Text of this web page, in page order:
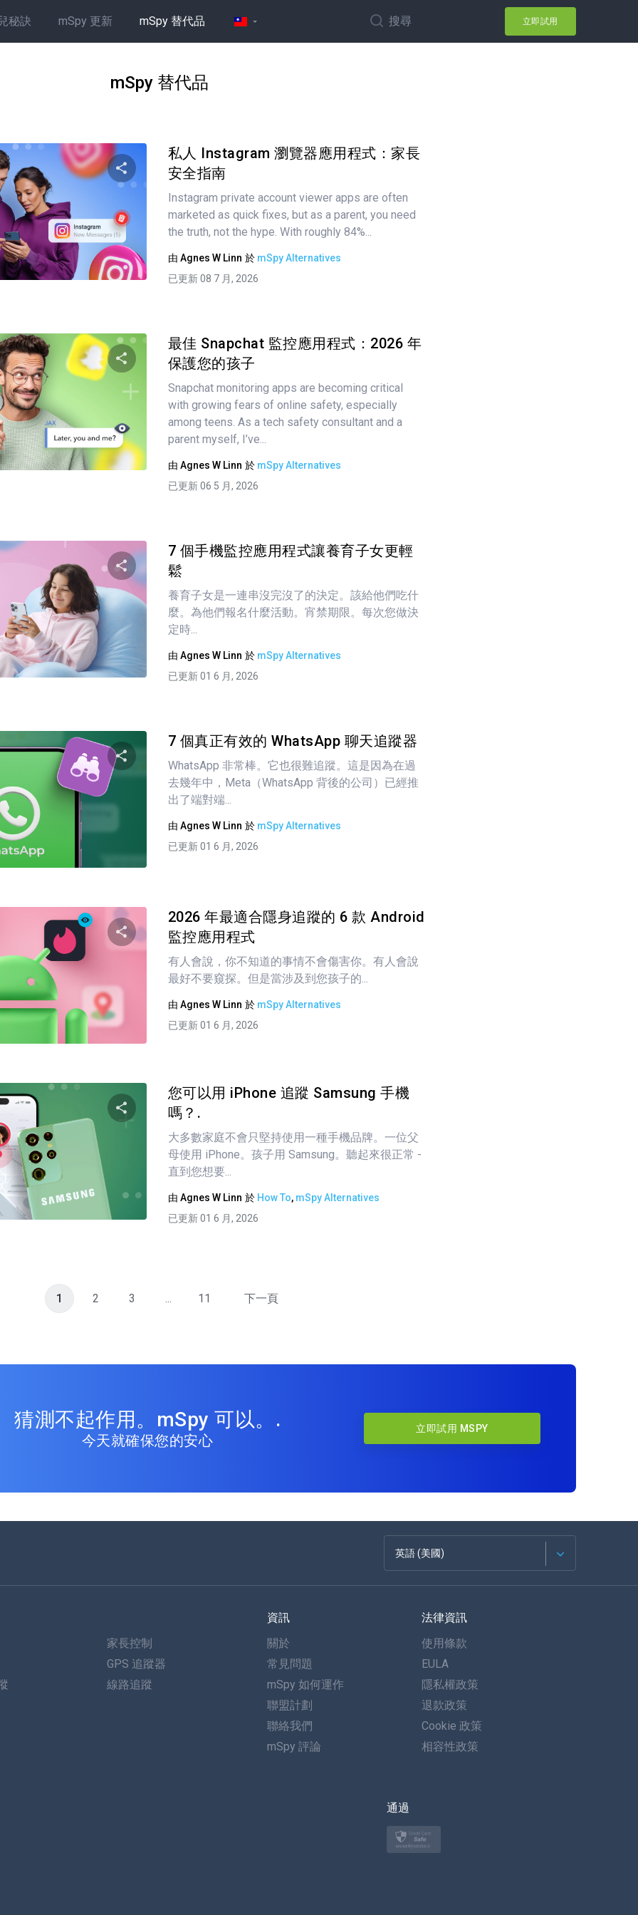
秘訣 mSpy 更新 mSpy 替代品 搜尋 立即試用
mSpy 替代品
分享這篇文章
推特 臉書 複製連接
私人 Instagram 瀏覽器應用程式：家長
安全指南
Instagram private account viewer apps are often
marketed as quick fixes, but as a parent, you need
the truth, not the hype. With roughly 84%...
由 Agnes W Linn 於 mSpy Alternatives
已更新 08 7 月, 2026
分享這篇文章
推特
最佳 Snapchat 監控應用程式：2026 年
保護您的孩子
Snapchat monitoring apps are becoming critical
with growing fears of online safety, especially
among teens. As a tech safety consultant and a
parent myself, I’ve...
由 Agnes W Linn 於 mSpy Alternatives
已更新 06 5 月, 2026
分享這篇文章
臉書 複製連接
7 個手機監控應用程式讓養育子女更輕
鬆
養育子女是一連串沒完沒了的決定。該給他們吃什
麼。為他們報名什麼活動。宵禁期限。每次您做決
定時...
由 Agnes W Linn 於 mSpy Alternatives
已更新 01 6 月, 2026
分享這篇文章
臉書 複製連接
7 個真正有效的 WhatsApp 聊天追蹤器
WhatsApp 非常棒。它也很難追蹤。這是因為在過
去幾年中，Meta（WhatsApp 背後的公司）已經推
出了端對端...
由 Agnes W Linn 於 mSpy Alternatives
已更新 01 6 月, 2026
分享這篇文章
臉書 複製連接
2026 年最適合隱身追蹤的 6 款 Android
監控應用程式
有人會說，你不知道的事情不會傷害你。有人會說
最好不要窺探。但是當涉及到您孩子的...
由 Agnes W Linn 於 mSpy Alternatives
已更新 01 6 月, 2026
分享這篇文章
臉書 複製連接
您可以用 iPhone 追蹤 Samsung 手機
嗎？.
大多數家庭不會只堅持使用一種手機品牌。一位父
母使用 iPhone。孩子用 Samsung。聽起來很正常 -
直到您想要...
由 Agnes W Linn 於 How To, mSpy Alternatives
已更新 01 6 月, 2026
1 2 3 ... 11 下一頁
猜測不起作用。mSpy 可以。.
今天就確保您的安心
立即試用 MSPY
英語 (美國)
法語
西班牙語
葡萄牙語
義大利語
土耳其語
家長控制
GPS 追蹤器
線路追蹤
資訊
關於
常見問題
mSpy 如何運作
聯盟計劃
聯絡我們
mSpy 評論
法律資訊
使用條款
EULA
隱私權政策
退款政策
Cookie 政策
相容性政策
通過